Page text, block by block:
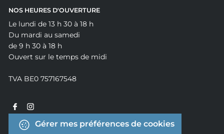
NOS HEURES D'OUVERTURE
Le lundi de 13 h 30 à 18 h
Du mardi au samedi
de 9 h 30 à 18 h
Ouvert sur le temps de midi
TVA BE0 757167548
Gérer mes préférences de cookies